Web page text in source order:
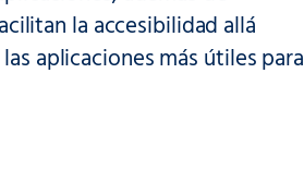
la accesibilidad allá
aplicaciones más útiles para